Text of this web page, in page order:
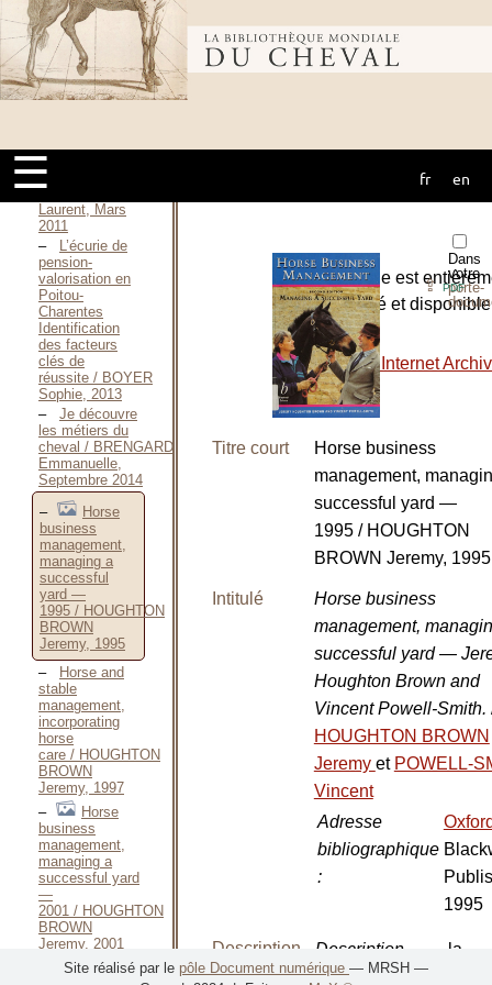
Bibliothèque
mondiale du
cheval
☰ fr en
Art
vétérinaire —
1761 / BOURGELAT
Claude, S. D.
[1761]
Livret
de l’éducation
populaire et du
sport / BOUSQUET
Laurent, Mars
2011
L’écurie de
pension-
valorisation en
Poitou-
Charentes
Identification
des facteurs
clés de
réussite / BOYER
Sophie, 2013
Je découvre
les métiers du
cheval / BRENGARD
Emmanuelle,
Septembre 2014
Horse
business
management,
managing a
successful
yard —
1995 / HOUGHTON
BROWN
Jeremy, 1995
Horse and
stable
management,
incorporating
horse
care / HOUGHTON
BROWN
Jeremy, 1997
Horse
business
management,
managing a
successful yard
—
2001 / HOUGHTON
BROWN
Jeremy, 2001
Se
Dans
votre
porte-
⇪PDF
L’ouvrage est
numérisé et
le site :
-The Internet
Titre court
Horse business
management,
successful yard —
1995 / HOUGHTON
BROWN Jeremy, 1995
Intitulé
Horse business
management,
successful yard —
Houghton Brown and
Vincent Powell-Smith.
HOUGHTON BROWN
Jeremy et POWELL-
Vincent
Adresse
bibliographique
:
1995
Description
matérielle
Description
physique:
la
Site réalisé par le pôle Document numérique — MRSH —